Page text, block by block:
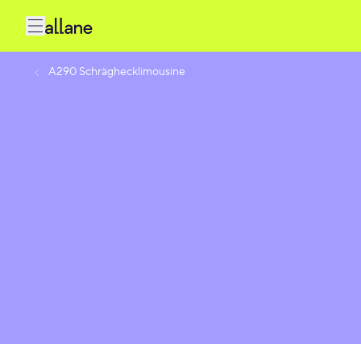
A290 Schräghecklimousine